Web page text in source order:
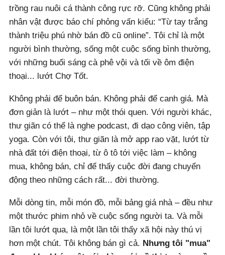
trồng rau nuôi cá thành công rực rỡ. Cũng không phải
nhân vật được báo chí phỏng vấn kiểu: “Từ tay trắng
thành triệu phú nhờ bán đồ cũ online”. Tôi chỉ là một
người bình thường, sống một cuộc sống bình thường,
với những buổi sáng cà phê vội và tối về ôm điện
thoại... lướt Chợ Tốt.
Không phải để buôn bán. Không phải để canh giá. Mà
đơn giản là lướt – như một thói quen. Với người khác,
thư giãn có thể là nghe podcast, đi dạo công viên, tập
yoga. Còn với tôi, thư giãn là mở app rao vặt, lướt từ
nhà đất tới điện thoại, từ ô tô tới việc làm – không
mua, không bán, chỉ để thấy cuộc đời đang chuyển
động theo những cách rất... đời thường.
Mỗi dòng tin, mỗi món đồ, mỗi bảng giá nhà – đều như
một thước phim nhỏ về cuộc sống người ta. Và mỗi
lần tôi lướt qua, là một lần tôi thấy xã hội này thú vị
hơn một chút. Tôi không bán gì cả. Nhưng tôi "mua"